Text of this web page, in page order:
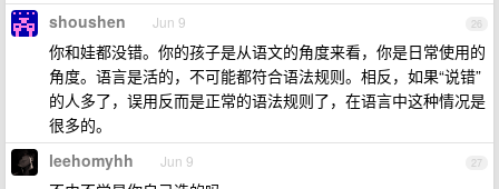
26
shoushen Jun 9
你和娃都没错。你的孩子是从语文的角度来看，你是日常使用的
角度。语言是活的，不可能都符合语法规则。相反，如果“说错”
的人多了，误用反而是正常的语法规则了，在语言中这种情况是
很多的。
27
leehomyhh Jun 9